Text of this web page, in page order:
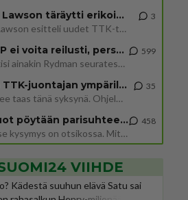
Ernest Lawson täräytti erikoisen heiton TTK-lehdistötilaisuudessa: " Onko tässä tarkoituksena...?"
Ernest Lawson esitteli uudet TTK-tähtioppilaat ja opettajat torstaina 6.8. lehdistölle. Tulevalla kaudella on yksi hausk
3
Jos SDP ei voita reilusti, persut kumoavat demokratian Suomesta
Näin tekisi ainakin Rydman seuratessaan idolinsa Trumpin mallia https://www.is.fi/politiikka/art-2000012187244.html
599
Uuden TTK-juontajan ympärillä epätietoisuus sakenee - Nyt MTV hämmentää soppaa
TTK tulee taas tänä syksynä. Ohjelman uudet tähtioppilaat julkistetaan torstaina 6. elokuuta klo 14 alkavassa lehdistö
35
Mitä tuot pöytään parisuhteessa?
Siinäpä se kysymys on otsikossa. Mitäpä siis tuot/toisit pöytään parisuhteessa? Oletko mies vai nainen? Koetko sen mitä
458
VIIHDE
Kädestä suuhun elävä Satu sai